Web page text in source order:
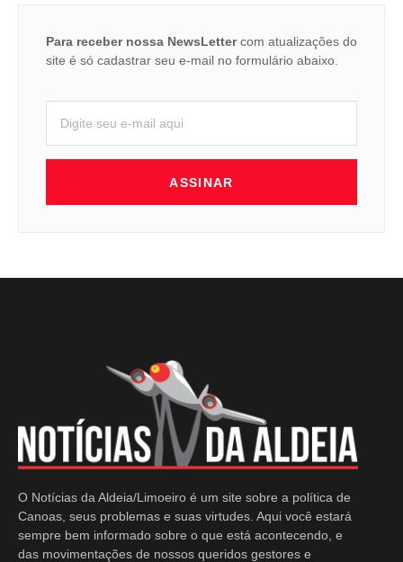
Para receber nossa NewsLettercom atualizações do
site é só cadastrar seu e-mail no formulário abaixo.
ASSINAR
O Notícias da Aldeia/Limoeiro é um site sobre a política de
Canoas, seus problemas e suas virtudes. Aqui você estará
sempre bem informado sobre o que está acontecendo, e
das movimentações de nossos queridos gestores e